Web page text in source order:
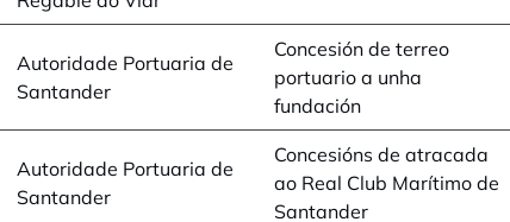
tab
Autoridade Portuaria de
Santander
Concesión de terreo
portuario a unha
fundación
tab
Autoridade Portuaria de
Santander
Concesións de atracada
ao Real Club Marítimo de
Santander